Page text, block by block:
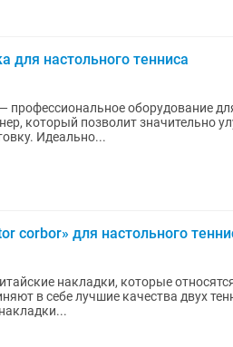
для настольного тенниса
профессиональное оборудование
который позволит значительно
Идеально...
corbor» для настольного
накладки, которые
в себе лучшие качества двух